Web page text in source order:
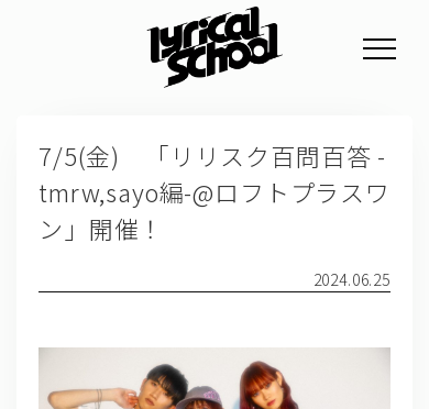
7/5(金) 「リリスク百問百答 -
tmrw,sayo編-@ロフトプラスワ
ン」開催！
2024.06.25
PROFILE
SCHEDULE
GOODS
FAN CLUB
TICKET